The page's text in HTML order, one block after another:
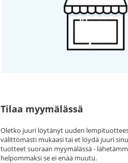
Tilaa myymälässä
Oletko juuri löytänyt uuden
välittömästi mukaasi tai et löydä juuri
tuotteet suoraan myymälässä -
helpommaksi se ei enää muutu.